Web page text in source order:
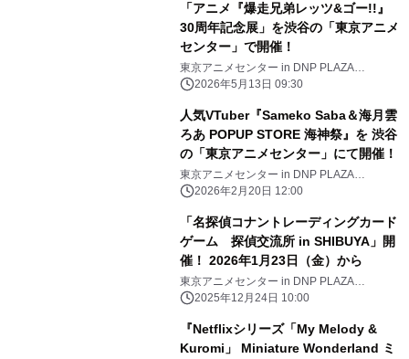
「アニメ『爆走兄弟レッツ&ゴー!!』
30周年記念展」を渋谷の「東京アニメ
センター」で開催！
東京アニメセンター in DNP PLAZA
SHIBUYA
2026年5月13日 09:30
人気VTuber『Sameko Saba＆海月雲
ろあ POPUP STORE 海神祭』を 渋谷
の「東京アニメセンター」にて開催！
東京アニメセンター in DNP PLAZA
SHIBUYA
2026年2月20日 12:00
「名探偵コナントレーディングカード
ゲーム 探偵交流所 in SHIBUYA」開
催！ 2026年1月23日（金）から
東京アニメセンター in DNP PLAZA
SHIBUYA
2025年12月24日 10:00
『Netflixシリーズ「My Melody &
Kuromi」 Miniature Wonderland ミ